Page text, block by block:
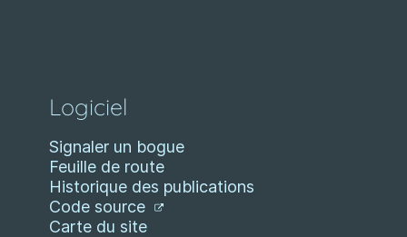
Logiciel
Signaler un bogue
Feuille de route
Historique des publications
Code source
Carte du site